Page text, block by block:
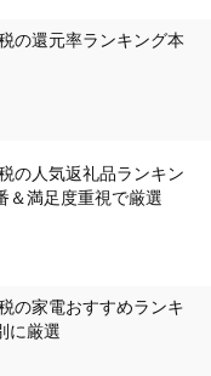
の還元率ランキング本
の人気返礼品ランキン
＆満足度重視で厳選
の家電おすすめランキ
に厳選